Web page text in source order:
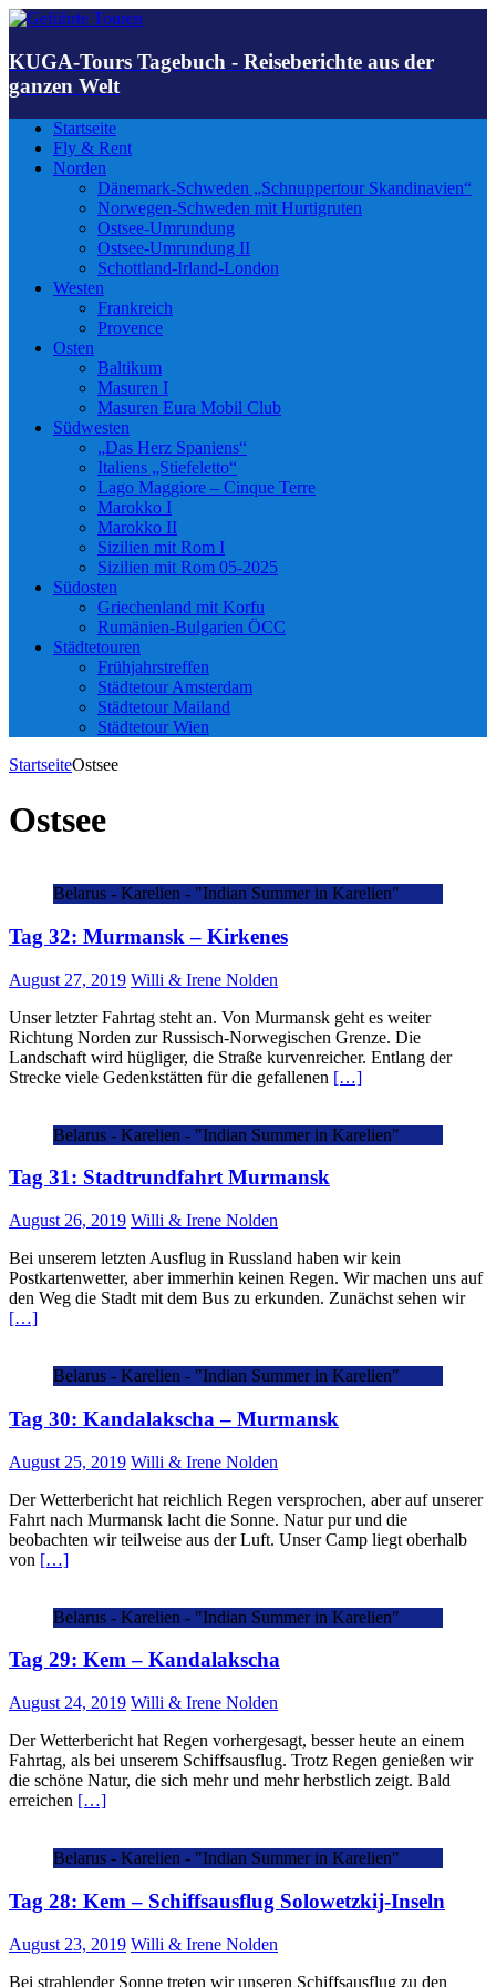
KUGA-Tours Tagebuch - Reiseberichte aus der
ganzen Welt
Startseite
Fly & Rent
Norden
Dänemark-Schweden „Schnuppertour Skandinavien“
Norwegen-Schweden mit Hurtigruten
Ostsee-Umrundung
Ostsee-Umrundung II
Schottland-Irland-London
Westen
Frankreich
Provence
Osten
Baltikum
Masuren I
Masuren Eura Mobil Club
Südwesten
„Das Herz Spaniens“
Italiens „Stiefeletto“
Lago Maggiore – Cinque Terre
Marokko I
Marokko II
Sizilien mit Rom I
Sizilien mit Rom 05-2025
Südosten
Griechenland mit Korfu
Rumänien-Bulgarien ÖCC
Städtetouren
Frühjahrstreffen
Städtetour Amsterdam
Städtetour Mailand
Städtetour Wien
StartseiteOstsee
Ostsee
Belarus - Karelien - "Indian Summer in Karelien"
Tag 32: Murmansk – Kirkenes
August 27, 2019 Willi & Irene Nolden
Unser letzter Fahrtag steht an. Von Murmansk geht es weiter
Richtung Norden zur Russisch-Norwegischen Grenze. Die
Landschaft wird hügliger, die Straße kurvenreicher. Entlang der
Strecke viele Gedenkstätten für die gefallenen […]
Belarus - Karelien - "Indian Summer in Karelien"
Tag 31: Stadtrundfahrt Murmansk
August 26, 2019 Willi & Irene Nolden
Bei unserem letzten Ausflug in Russland haben wir kein
Postkartenwetter, aber immerhin keinen Regen. Wir machen uns auf
den Weg die Stadt mit dem Bus zu erkunden. Zunächst sehen wir
[…]
Belarus - Karelien - "Indian Summer in Karelien"
Tag 30: Kandalakscha – Murmansk
August 25, 2019 Willi & Irene Nolden
Der Wetterbericht hat reichlich Regen versprochen, aber auf unserer
Fahrt nach Murmansk lacht die Sonne. Natur pur und die
beobachten wir teilweise aus der Luft. Unser Camp liegt oberhalb
von […]
Belarus - Karelien - "Indian Summer in Karelien"
Tag 29: Kem – Kandalakscha
August 24, 2019 Willi & Irene Nolden
Der Wetterbericht hat Regen vorhergesagt, besser heute an einem
Fahrtag, als bei unserem Schiffsausflug. Trotz Regen genießen wir
die schöne Natur, die sich mehr und mehr herbstlich zeigt. Bald
erreichen […]
Belarus - Karelien - "Indian Summer in Karelien"
Tag 28: Kem – Schiffsausflug Solowetzkij-Inseln
August 23, 2019 Willi & Irene Nolden
Bei strahlender Sonne treten wir unseren Schiffsausflug zu den